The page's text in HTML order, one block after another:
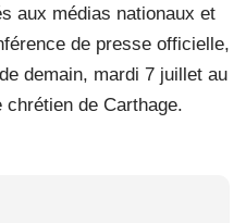
aux médias nationaux et
de presse officielle,
demain, mardi 7 juillet au
de Carthage.